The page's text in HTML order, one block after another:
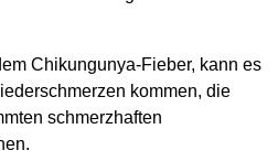
Chikungunya-Fieber, kann es
kommen, die
schmerzhaften